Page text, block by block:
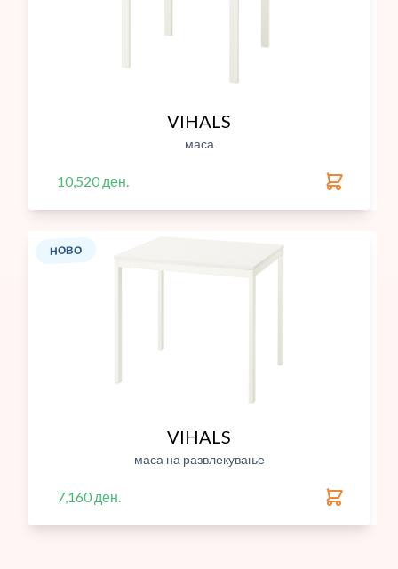
VIHALS
маса
10,520 ден.
НОВО
VIHALS
маса на развлекување
7,160 ден.